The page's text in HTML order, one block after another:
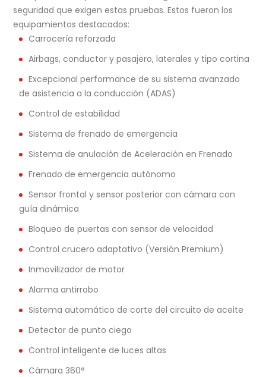
seguridad que exigen estas pruebas. Estos fueron los
equipamientos destacados:
Carrocería reforzada
Airbags, conductor y pasajero, laterales y tipo cortina
Excepcional performance de su sistema avanzado
de asistencia a la conducción (ADAS)
Control de estabilidad
Sistema de frenado de emergencia
Sistema de anulación de Aceleración en Frenado
Frenado de emergencia autónomo
Sensor frontal y sensor posterior con cámara con
guía dinámica
Bloqueo de puertas con sensor de velocidad
Control crucero adaptativo (Versión Premium)
Inmovilizador de motor
Alarma antirrobo
Sistema automático de corte del circuito de aceite
Detector de punto ciego
Control inteligente de luces altas
Cámara 360°